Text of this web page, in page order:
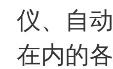
仪、自
在内的